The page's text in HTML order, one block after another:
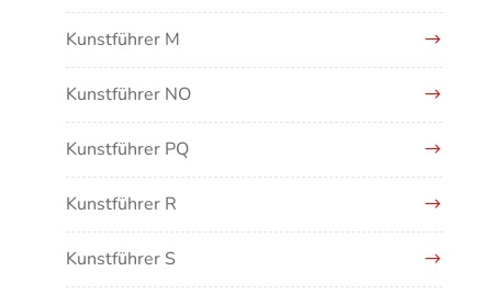
Kunstführer M
Kunstführer NO
Kunstführer PQ
Kunstführer R
Kunstführer S